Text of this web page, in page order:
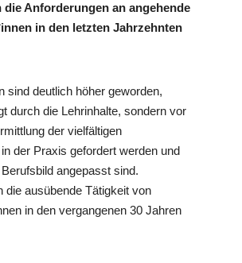
die Anforderungen an angehende
in den letzten Jahrzehnten
sind deutlich höher geworden,
durch die Lehrinhalte, sondern vor
der vielfältigen
der Praxis gefordert werden und
angepasst sind.
die ausübende Tätigkeit von
in den vergangenen 30 Jahren